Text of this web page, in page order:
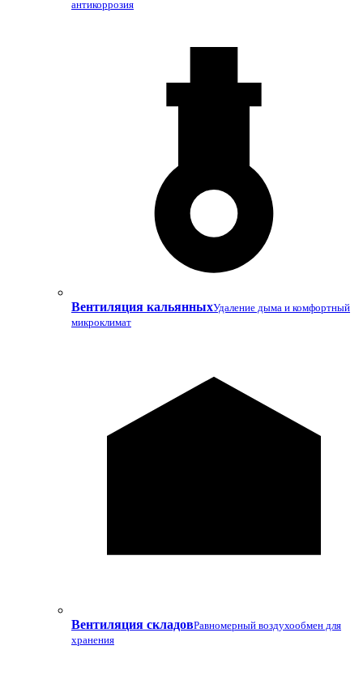
антикоррозия
Вентиляция кальянныхУдаление дыма и комфортный
микроклимат
Вентиляция складовРавномерный воздухообмен для
хранения